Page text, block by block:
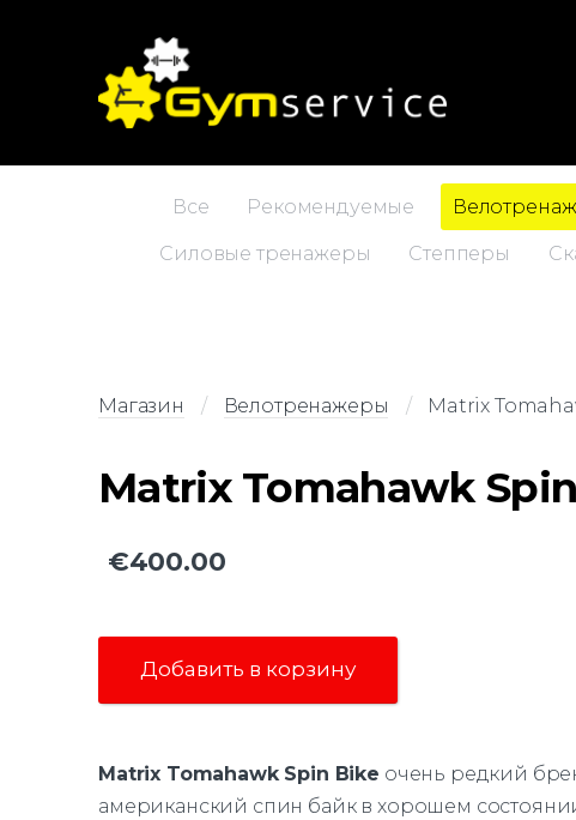
Все Рекомендуемые
Силовые тренажеры Степперы
Магазин Велотренажеры Matrix
Matrix Tomahawk
€400.00
Добавить в корзину
Matrix Tomahawk Spin Bike очень редкий
американский спин байк в хорошем